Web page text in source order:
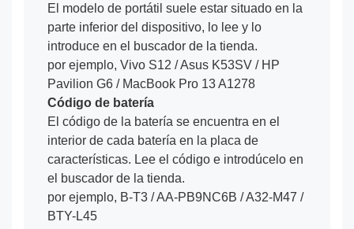
El modelo de portátil suele estar situado en la
parte inferior del dispositivo, lo lee y lo
introduce en el buscador de la tienda.
por ejemplo, Vivo S12 / Asus K53SV / HP
Pavilion G6 / MacBook Pro 13 A1278
Código de batería
El código de la batería se encuentra en el
interior de cada batería en la placa de
características. Lee el código e introdúcelo en
el buscador de la tienda.
por ejemplo, B-T3 / AA-PB9NC6B / A32-M47 /
BTY-L45